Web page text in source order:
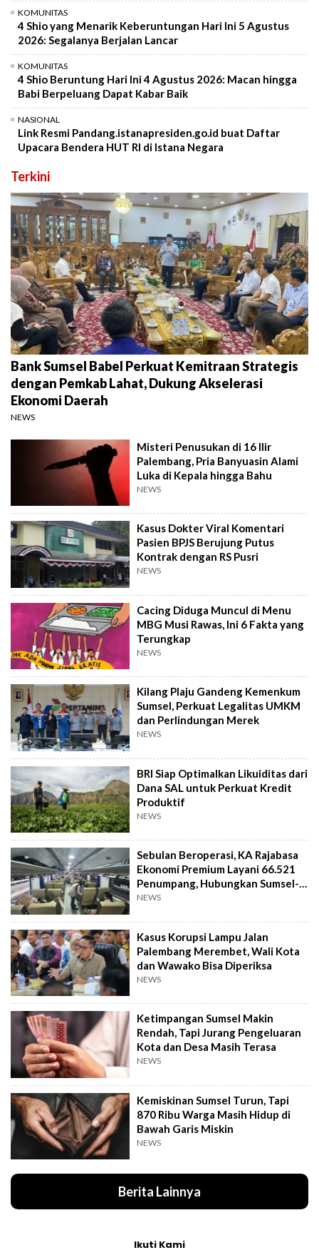
KOMUNITAS
4 Shio yang Menarik Keberuntungan Hari Ini 5 Agustus
2026: Segalanya Berjalan Lancar
KOMUNITAS
4 Shio Beruntung Hari Ini 4 Agustus 2026: Macan hingga
Babi Berpeluang Dapat Kabar Baik
NASIONAL
Link Resmi Pandang.istanapresiden.go.id buat Daftar
Upacara Bendera HUT RI di Istana Negara
Terkini
Bank Sumsel Babel Perkuat Kemitraan Strategis
dengan Pemkab Lahat, Dukung Akselerasi
Ekonomi Daerah
NEWS
Misteri Penusukan di 16 Ilir
Palembang, Pria Banyuasin Alami
Luka di Kepala hingga Bahu
NEWS
Kasus Dokter Viral Komentari
Pasien BPJS Berujung Putus
Kontrak dengan RS Pusri
NEWS
Cacing Diduga Muncul di Menu
MBG Musi Rawas, Ini 6 Fakta yang
Terungkap
NEWS
Kilang Plaju Gandeng Kemenkum
Sumsel, Perkuat Legalitas UMKM
dan Perlindungan Merek
NEWS
BRI Siap Optimalkan Likuiditas dari
Dana SAL untuk Perkuat Kredit
Produktif
NEWS
Sebulan Beroperasi, KA Rajabasa
Ekonomi Premium Layani 66.521
Penumpang, Hubungkan Sumsel-
Lampung
NEWS
Kasus Korupsi Lampu Jalan
Palembang Merembet, Wali Kota
dan Wawako Bisa Diperiksa
NEWS
Ketimpangan Sumsel Makin
Rendah, Tapi Jurang Pengeluaran
Kota dan Desa Masih Terasa
NEWS
Kemiskinan Sumsel Turun, Tapi
870 Ribu Warga Masih Hidup di
Bawah Garis Miskin
NEWS
Berita Lainnya
Ikuti Kami